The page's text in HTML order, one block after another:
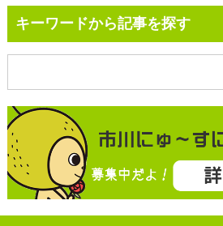
キーワードから記事を探す